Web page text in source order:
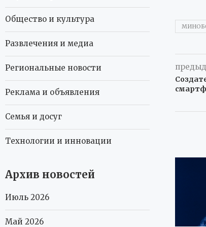
Общество и культура
Развлечения и медиа
Региональные новости
Реклама и объявления
Семья и досуг
Технологии и инновации
Архив новостей
Июль 2026
Май 2026